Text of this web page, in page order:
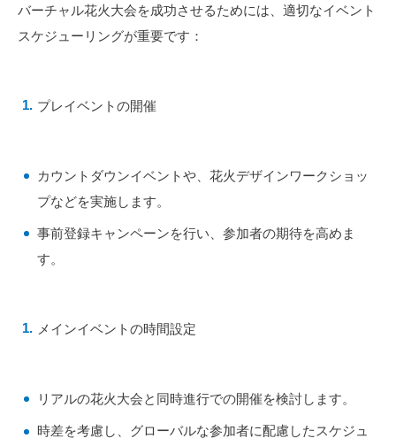
バーチャル花火大会を成功させるためには、適切なイベント
スケジューリングが重要です：
プレイベントの開催
カウントダウンイベントや、花火デザインワークショッ
プなどを実施します。
事前登録キャンペーンを行い、参加者の期待を高めま
す。
メインイベントの時間設定
リアルの花火大会と同時進行での開催を検討します。
時差を考慮し、グローバルな参加者に配慮したスケジュ